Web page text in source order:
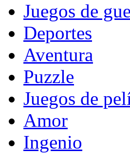
Juegos de
Deportes
Aventura
Puzzle
Juegos de
Amor
Ingenio